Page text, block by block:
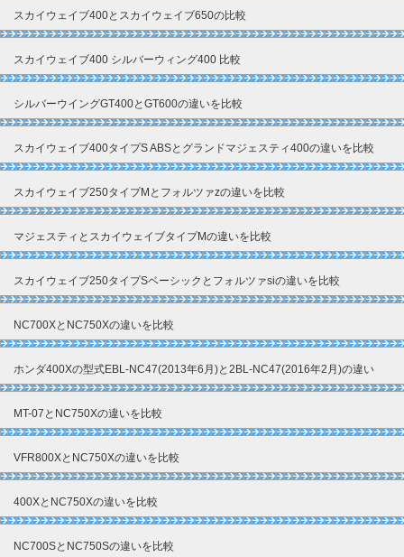
スカイウェイブ400とスカイウェイブ650の比較
スカイウェイブ400 シルバーウィング400 比較
シルバーウイングGT400とGT600の違いを比較
スカイウェイブ400タイプS ABSとグランドマジェスティ400の違いを比較
スカイウェイブ250タイプMとフォルツァzの違いを比較
マジェスティとスカイウェイブタイプMの違いを比較
スカイウェイブ250タイプSベーシックとフォルツァsiの違いを比較
NC700XとNC750Xの違いを比較
ホンダ400Xの型式EBL-NC47(2013年6月)と2BL-NC47(2016年2月)の違い
MT-07とNC750Xの違いを比較
VFR800XとNC750Xの違いを比較
400XとNC750Xの違いを比較
NC700SとNC750Sの違いを比較